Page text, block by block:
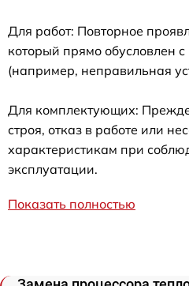
Для работ: Повторное
который прямо обусловлен
(например, неправильная
Для комплектующих:
строя, отказ в работе или
характеристикам при
эксплуатации.
Показать полностью